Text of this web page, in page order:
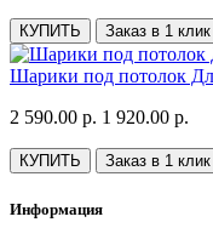
КУПИТЬ Заказ в 1 клик
Шарики под потолок
2 590.00 р. 1 920.00 р.
КУПИТЬ Заказ в 1 клик
Информация